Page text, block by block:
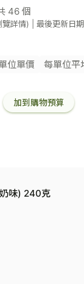
46 個
覽詳情) |最後更新日
位單價 每單位平
加到購物預算
味) 240克